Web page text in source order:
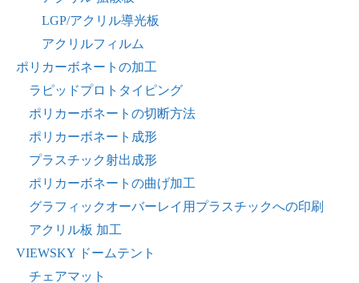
LGP/アクリル導光板
アクリルフィルム
ポリカーボネートの加工
ラピッドプロトタイピング
ポリカーボネートの切断方法
ポリカーボネート成形
プラスチック射出成形
ポリカーボネートの曲げ加工
グラフィックオーバーレイ用プラスチックへの印刷
アクリル板 加工
VIEWSKY ドームテント
チェアマット